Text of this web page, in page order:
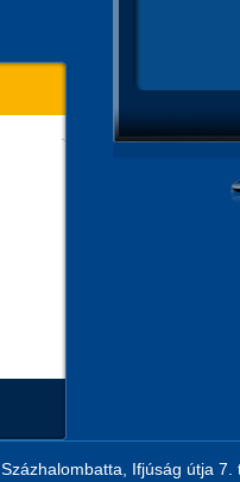
Ifjúság útja